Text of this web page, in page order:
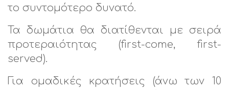
το συντομότερο δυνατό.
Τα δωμάτια θα διατίθενται με σειρά
προτεραιότητας (first-come, first-
served).
Για ομαδικές κρατήσεις (άνω των 10